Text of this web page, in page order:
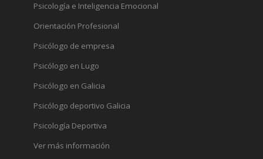
Psicología e Inteligencia Emocional
Orientación Profesional
Psicólogo de empresa
Psicólogo en Lugo
Psicólogo en Galicia
Psicólogo deportivo Galicia
Psicología Deportiva
Ver más información